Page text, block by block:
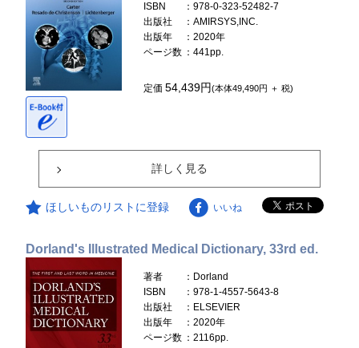
ISBN
：978-0-323-52482-7
出版社
：AMIRSYS,INC.
出版年
：2020年
ページ数 ：441pp.
定価54,439円(本体49,490円 ＋ 税)
詳しく見る
ほしいものリストに登録 いいね
Dorland's Illustrated Medical Dictionary, 33rd ed.
著者
：Dorland
ISBN
：978-1-4557-5643-8
出版社
：ELSEVIER
出版年
：2020年
ページ数 ：2116pp.